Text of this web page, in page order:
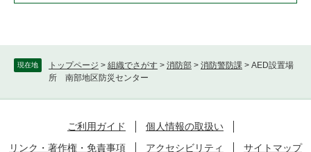
現在地 トップページ > 組織でさがす > 消防部 > 消防警防課 > AED設置場
所 南部地区防災センター
ご利用ガイド
個人情報の取扱い
リンク・著作権・免責事項
アクセシビリティ サイトマップ